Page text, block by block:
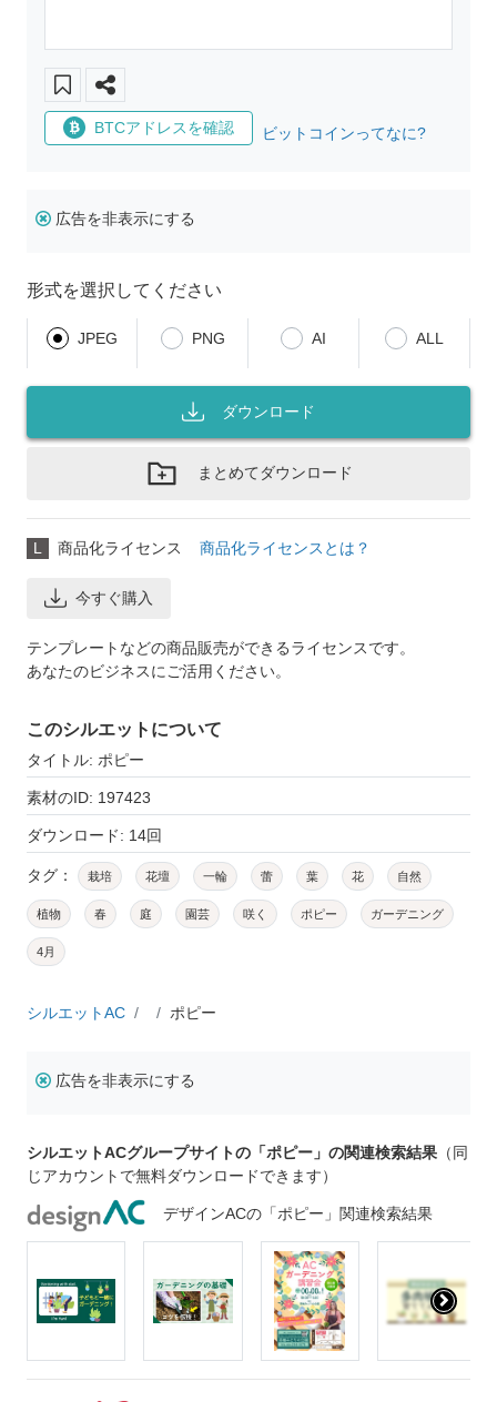
BTCアドレスを確認 ビットコインってなに?
広告を非表示にする
形式を選択してください
JPEG PNG AI ALL
ダウンロード
まとめてダウンロード
L 商品化ライセンス 商品化ライセンスとは？
今すぐ購入
テンプレートなどの商品販売ができるライセンスです。
あなたのビジネスにご活用ください。
このシルエットについて
タイトル: ポピー
素材のID: 197423
ダウンロード: 14回
タグ： 栽培 花壇 一輪 蕾 葉 花 自然
植物 春 庭 園芸 咲く ポピー ガーデニング
4月
シルエットAC ポピー
広告を非表示にする
シルエットACグループサイトの「ポピー」の関連検索結果 （同
じアカウントで無料ダウンロードできます）
デザインACの「ポピー」関連検索結果